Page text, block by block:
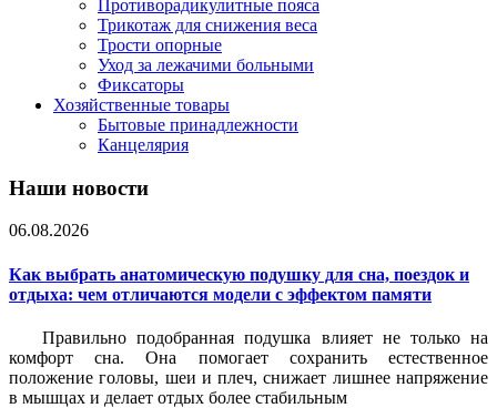
Противорадикулитные пояса
Трикотаж для снижения веса
Трости опорные
Уход за лежачими больными
Фиксаторы
Хозяйственные товары
Бытовые принадлежности
Канцелярия
Наши новости
06.08.2026
Как выбрать анатомическую подушку для сна, поездок и
отдыха: чем отличаются модели с эффектом памяти
Правильно подобранная подушка влияет не только на
комфорт сна. Она помогает сохранить естественное
положение головы, шеи и плеч, снижает лишнее напряжение
в мышцах и делает отдых более стабильным